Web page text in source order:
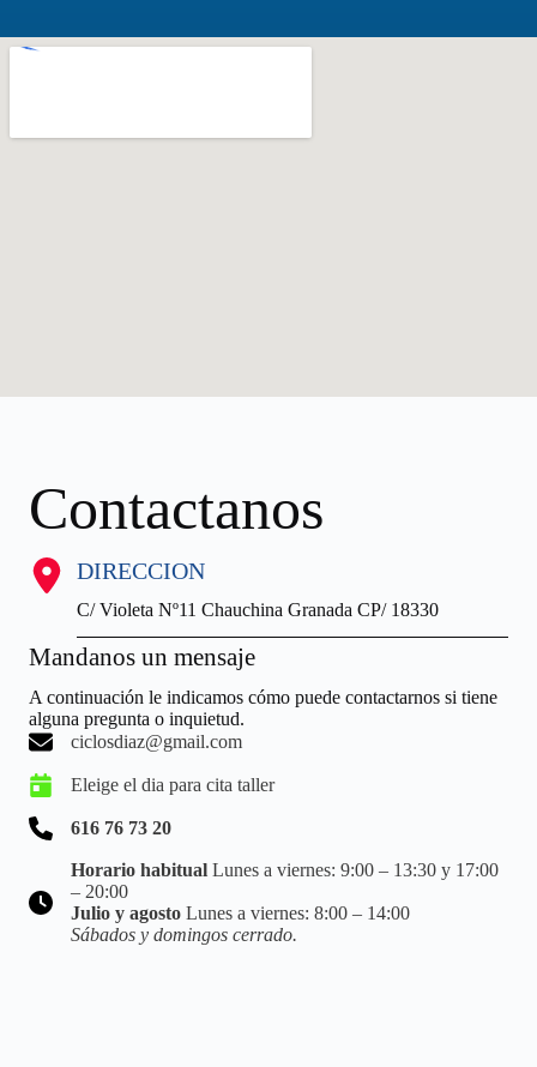
Contactanos
DIRECCION
C/ Violeta Nº11 Chauchina Granada CP/ 18330
Mandanos un mensaje
A continuación le indicamos cómo puede contactarnos si tiene
alguna pregunta o inquietud.
ciclosdiaz@gmail.com
Eleige el dia para cita taller
616 76 73 20
Horario habitual Lunes a viernes: 9:00 – 13:30 y 17:00
– 20:00
Julio y agosto Lunes a viernes: 8:00 – 14:00
Sábados y domingos cerrado.